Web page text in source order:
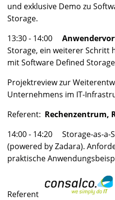
und exklusive Demo zu
Storage.
13:30 - 14:00
Storage, ein weiterer Schritt
mit Software Defined
Projektreview zur
Unternehmens im IT-
Referent: Rechenzentrum,
14:00 - 14:20 Storage-as-a-
(powered by Zadara).
praktische
Referent